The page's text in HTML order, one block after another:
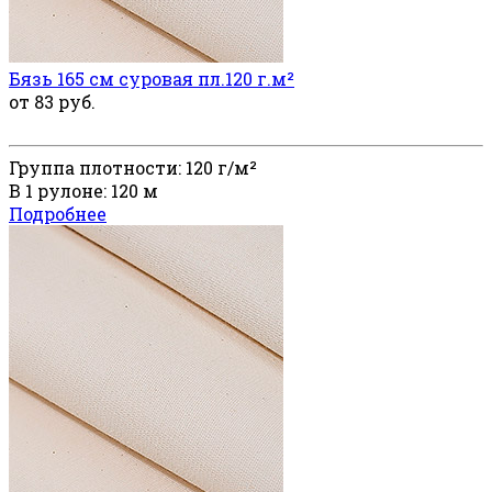
Бязь 165 см суровая пл.120 г.м²
от 83 руб.
Группа плотности: 120 г/м²
В 1 рулоне: 120 м
Подробнее